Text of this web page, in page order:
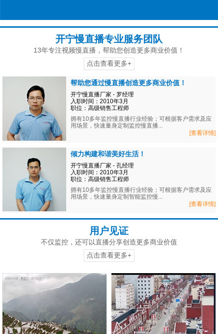
开宁慢直播专业服务团队
13年专注视频慢直播，帮助您创造更多商业价值！
点击查看更多+
帮助您通过慢直播创造更多商业价值！
开宁慢直播厂家 - 罗经理
入职时间：2010年3月
职位：高级销售工程师
拥有10多年监控慢直播行业经验；可根据客户需求及应
用场景，快速量身定制监控慢直播...
[查看详情]
倾力构建和谐美好生活！
开宁慢直播厂家 - 孔经理
入职时间：2010年3月
职位：高级销售工程师
拥有10多年监控慢直播行业经验；可根据客户需求及应
用场景，快速量身定制智能监控慢...
[查看详情]
用户见证
不仅监控，还可以直播分享创造更多商业价值
点击查看更多+